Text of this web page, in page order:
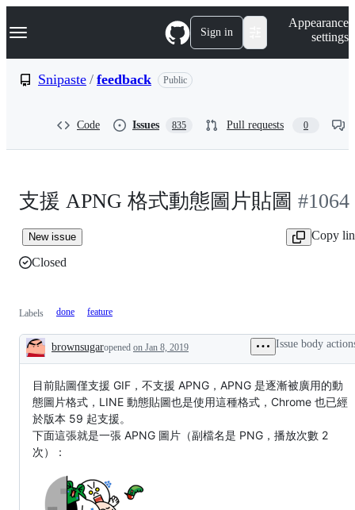
k
p
Navigation Menu Sign in
Appearance
settings
Snipaste / feedback Public
Code Issues 835 Pull requests 0
支援 APNG 格式動態圖片貼圖 #1064
New issue
Copy
Closed
Labels done feature
Description
brownsugaropened on Jan 8, 2019 Issue body
目前貼圖僅支援 GIF，不支援 APNG，APNG 是逐漸被廣用的動
態圖片格式，LINE 動態貼圖也是使用這種格式，Chrome 也已經
於版本 59 起支援。
下面這張就是一張 APNG 圖片（副檔名是 PNG，播放次數 2
次）：